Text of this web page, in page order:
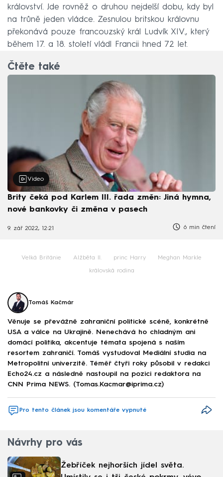
království. Jde rovněž o druhou nejdelší dobu, kdy byl
na trůně jeden vládce. Zesnulou britskou královnu
překonává pouze francouzský král Ludvík XIV., který
během 17. a 18. století vládl Francii hned 72 let.
Čtěte také
Video
Brity čeká pod Karlem III. řada změn: Jiná hymna,
nové bankovky či změna v pasech
9. zář 2022, 12:21 6 min čtení
Velká Británie Alžběta II. princ Harry Meghan Markle
královská rodina
Tomáš Kačmár
Věnuje se převážně zahraniční politické scéně, konkrétně
USA a válce na Ukrajině. Nenechává ho chladným ani
domácí politika, akcentuje témata spojená s naším
resortem zahraničí. Tomáš vystudoval Mediální studia na
Metropolitní univerzitě. Téměř čtyři roky působil v redakci
Echo24.cz a následně nastoupil na pozici redaktora na
CNN Prima NEWS. (Tomas.Kacmar@iprima.cz)
Pro tento článek jsou komentáře vypnuté
Návrhy pro vás
Žebříček nejhorších jídel světa.